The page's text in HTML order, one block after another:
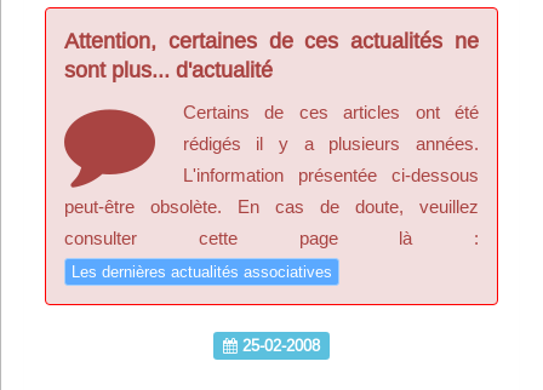
ServiceAsso
Partager
VieAsso
Infos
Attention, certaines de ces actualités ne
sont plus... d'actualité
Certains de ces articles ont été
rédigés il y a plusieurs années.
L'information présentée ci-dessous
peut-être obsolète. En cas de doute, veuillez
consulter cette page là :
Les dernières actualités associatives
25-02-2008